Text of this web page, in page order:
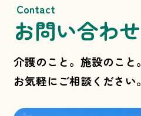
Contact
お問い合わせ
介護のこと。施設のこと。
お気軽にご相談ください。